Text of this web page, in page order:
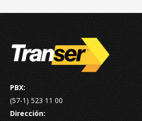
PBX:
(57-1) 523 11 00
Dirección: